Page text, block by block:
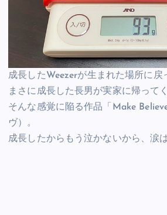
成長したWeezerが生まれた場所に戻
まさに成長した長男が実家に帰って
そんな感覚に陥る作品「Make
ヴ）。
成長したからもう泣かないから、涙